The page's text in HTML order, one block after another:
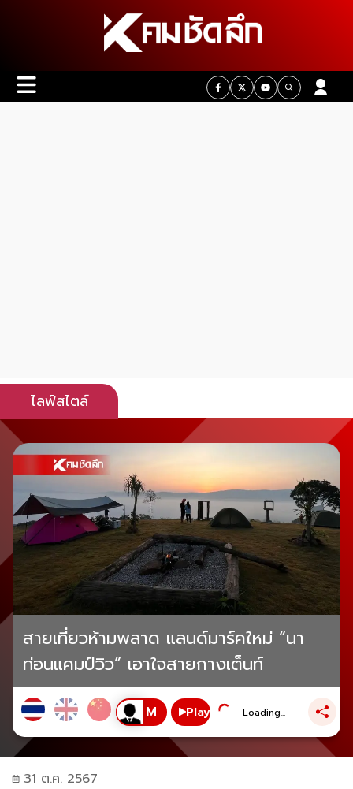
ไลฟ์สไตล์
สายเที่ยวห้ามพลาด แลนด์มาร์คใหม่ “นา
ท่อนแคมป์วิว” เอาใจสายกางเต็นท์
Play Loading...
31 ต.ค. 2567